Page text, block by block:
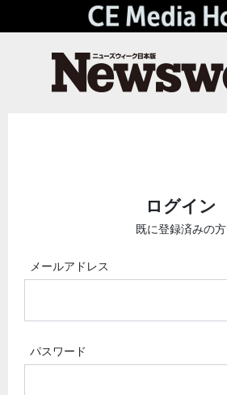
ログイン
既に登録済みの方
メールアドレス
パスワード